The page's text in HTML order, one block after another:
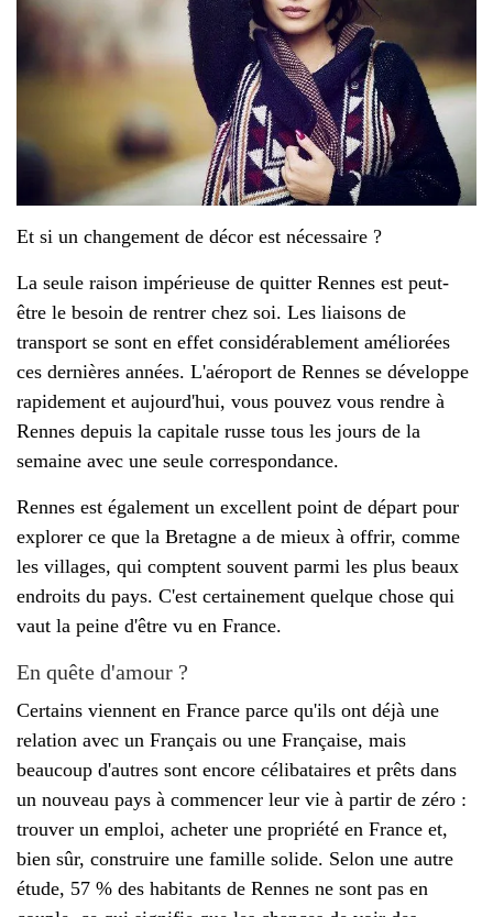
Et si un changement de décor est nécessaire ?
La seule raison impérieuse de quitter Rennes est peut-
être le besoin de rentrer chez soi. Les liaisons de
transport se sont en effet considérablement améliorées
ces dernières années. L'aéroport de Rennes se développe
rapidement et aujourd'hui, vous pouvez vous rendre à
Rennes depuis la capitale russe tous les jours de la
semaine avec une seule correspondance.
Rennes est également un excellent point de départ pour
explorer ce que la Bretagne a de mieux à offrir, comme
les villages, qui comptent souvent parmi les plus beaux
endroits du pays. C'est certainement quelque chose qui
vaut la peine d'être vu en France.
En quête d'amour ?
Certains viennent en France parce qu'ils ont déjà une
relation avec un Français ou une Française, mais
beaucoup d'autres sont encore célibataires et prêts dans
un nouveau pays à commencer leur vie à partir de zéro :
trouver un emploi, acheter une propriété en France et,
bien sûr, construire une famille solide. Selon une autre
étude, 57 % des habitants de Rennes ne sont pas en